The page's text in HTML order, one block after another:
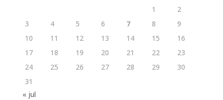
1
2
3
4 5 6 7 8
9
10
11 12 13 14 15
16
17
18 19 20 21 22
23
24
25 26 27 28 29
30
31
« jul